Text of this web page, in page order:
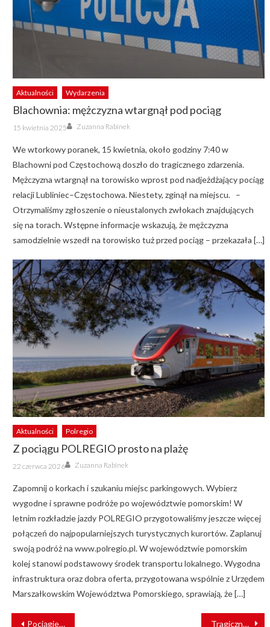
Aktualności Wydarzenia
Blachownia: mężczyzna wtargnął pod pociąg
Posted
on
15 kwietnia 2025 Author
Zuzanna Rabinek
We wtorkowy poranek, 15 kwietnia, około godziny 7:40 w
Blachowni pod Częstochową doszło do tragicznego zdarzenia.
Mężczyzna wtargnął na torowisko wprost pod nadjeżdżający pociąg
relacji Lubliniec–Częstochowa. Niestety, zginął na miejscu. –
Otrzymaliśmy zgłoszenie o nieustalonych zwłokach znajdujących
się na torach. Wstępne informacje wskazują, że mężczyzna
samodzielnie wszedł na torowisko tuż przed pociąg – przekazała […]
Aktualności Polregio
Z pociągu POLREGIO prosto na plażę
Posted
on
22 czerwca 2026 Author
Zuzanna Rabinek
Zapomnij o korkach i szukaniu miejsc parkingowych. Wybierz
wygodne i sprawne podróże po województwie pomorskim! W
letnim rozkładzie jazdy POLREGIO przygotowaliśmy jeszcze więcej
połączeń do najpopularniejszych turystycznych kurortów. Zaplanuj
swoją podróż na www.polregio.pl. W województwie pomorskim
kolej stanowi podstawowy środek transportu lokalnego. Wygodna
infrastruktura oraz dobra oferta, przygotowana wspólnie z Urzędem
Marszałkowskim Województwa Pomorskiego, sprawiają, że […]
NAWIGACJA
Pociągiem szybciej — poprawa stanu infrastruktury kolejowej Tragiczny wypadek na torach w Zielonce